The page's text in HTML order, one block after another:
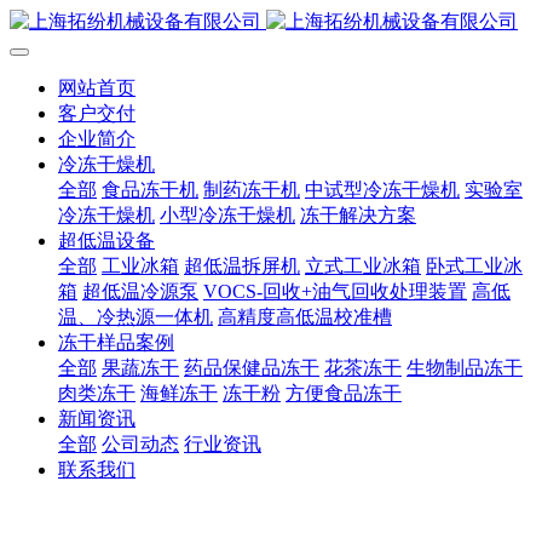
网站首页
客户交付
企业简介
冷冻干燥机
全部 食品冻干机 制药冻干机 中试型冷冻干燥机 实验室
冷冻干燥机 小型冷冻干燥机 冻干解决方案
超低温设备
全部 工业冰箱 超低温拆屏机 立式工业冰箱 卧式工业冰
箱 超低温冷源泵 VOCS-回收+油气回收处理装置 高低
温、冷热源一体机 高精度高低温校准槽
冻干样品案例
全部 果蔬冻干 药品保健品冻干 花茶冻干 生物制品冻干
肉类冻干 海鲜冻干 冻干粉 方便食品冻干
新闻资讯
全部 公司动态 行业资讯
联系我们